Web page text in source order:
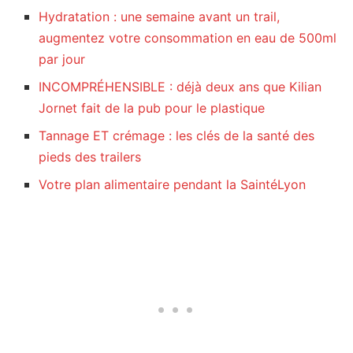
Hydratation : une semaine avant un trail,
augmentez votre consommation en eau de 500ml
par jour
INCOMPRÉHENSIBLE : déjà deux ans que Kilian
Jornet fait de la pub pour le plastique
Tannage ET crémage : les clés de la santé des
pieds des trailers
Votre plan alimentaire pendant la SaintéLyon